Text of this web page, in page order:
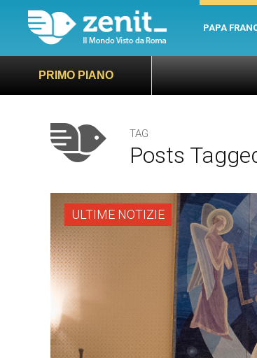
PAPA
PRIMO PIANO
TAG
Posts
ULTIME NOTIZIE